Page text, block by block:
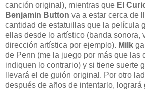
canción original), mientras que El
Benjamin Button va a estar cerca de
cantidad de estatuillas que la película
ellas desde lo artístico (banda sonora,
dirección artística por ejemplo). Milk
de Penn (me la juego por más que las
indiquen lo contrario) y si tiene suerte
llevará el de guión original. Por otro
después de años de intentarlo, logrará